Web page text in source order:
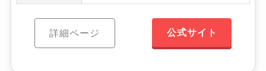
詳細ページ 公式サイト